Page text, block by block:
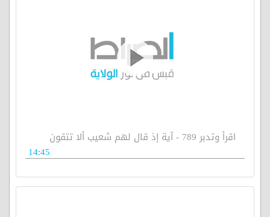
اقرأ وتدبر 789 - آية إذ قال لهم شعيب ألا تتقون
14:45